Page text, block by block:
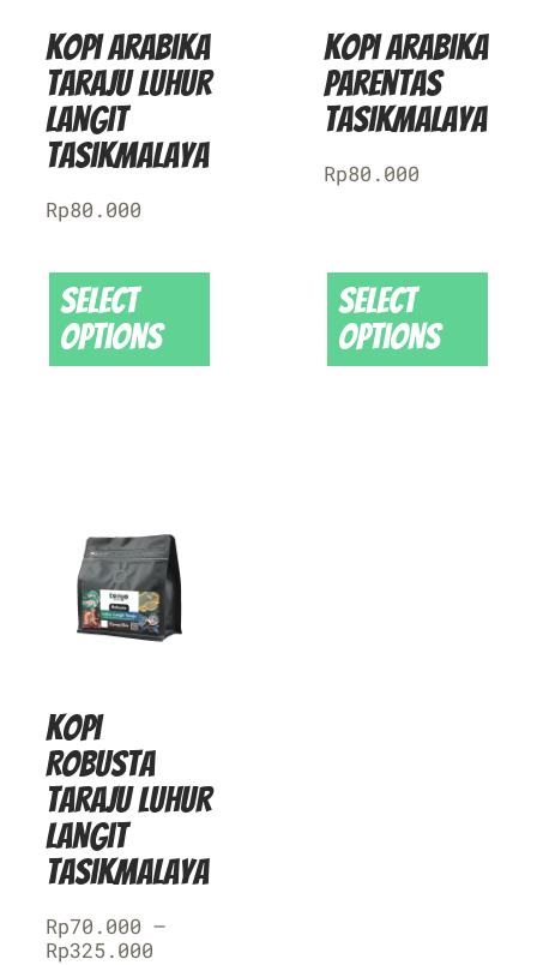
Kopi Arabika
Taraju Luhur
Langit
Tasikmalaya
Rp80.000
Select
options
Kopi Arabika
Parentas
Tasikmalaya
Rp80.000
Select
options
Kopi
Robusta
Taraju Luhur
Langit
Tasikmalaya
Rp70.000 –
Rp325.000